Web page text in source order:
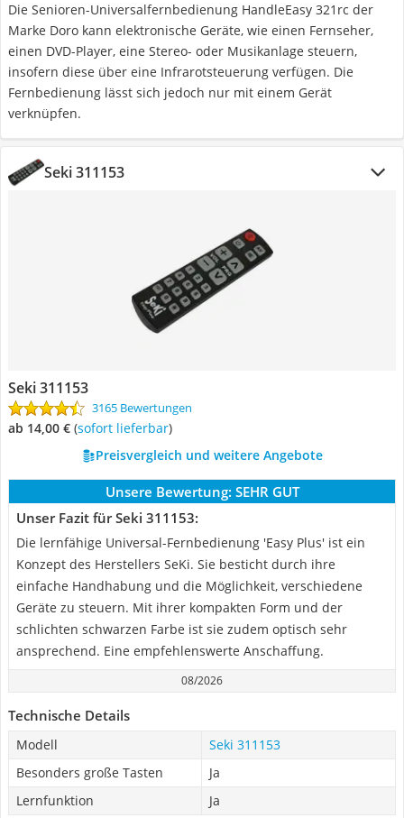
Die Senioren-Universalfernbedienung HandleEasy 321rc der
Marke Doro kann elektronische Geräte, wie einen Fernseher,
einen DVD-Player, eine Stereo- oder Musikanlage steuern,
insofern diese über eine Infrarotsteuerung verfügen. Die
Fernbedienung lässt sich jedoch nur mit einem Gerät
verknüpfen.
Seki 311153
Seki 311153
3165 Bewertungen
ab 14,00 € ( Sofort lieferbar)
Preisvergleich und weitere Angebote
Unsere Bewertung: SEHR GUT
Unser Fazit für Seki 311153:
Die lernfähige Universal-Fernbedienung 'Easy Plus' ist ein
Konzept des Herstellers SeKi. Sie besticht durch ihre
einfache Handhabung und die Möglichkeit, verschiedene
Geräte zu steuern. Mit ihrer kompakten Form und der
schlichten schwarzen Farbe ist sie zudem optisch sehr
ansprechend. Eine empfehlenswerte Anschaffung.
08/2026
Technische Details
Modell
Seki 311153
Besonders große Tasten
Ja
Lernfunktion
Ja